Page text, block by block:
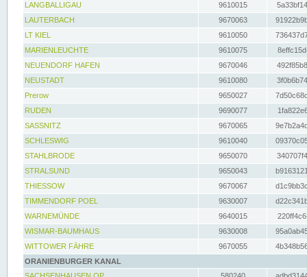
LANGBALLIGAU
9610015
LAUTERBACH
9670063
LT KIEL
9610050
MARIENLEUCHTE
9610075
NEUENDORF HAFEN
9670046
NEUSTADT
9610080
Prerow
9650027
RUDEN
9690077
SASSNITZ
9670065
SCHLESWIG
9610040
STAHLBRODE
9650070
STRALSUND
9650043
THIESSOW
9670067
TIMMENDORF POEL
9630007
WARNEMÜNDE
9640015
WISMAR-BAUMHAUS
9630008
WITTOWER FÄHRE
9670055
ORANIENBURGER KANAL